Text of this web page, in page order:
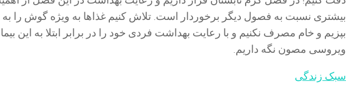
بیشتری نسبت به فصول دیگر برخوردار است. تلاش کنیم غذا‌ها به ویژه گوش را
ب‍پزیم و خام مصرف نکنیم و با رعایت بهداشت فردی خود را در برابر ابتلا به این
ویروسی مصون نگه داریم.
سبک زندگی